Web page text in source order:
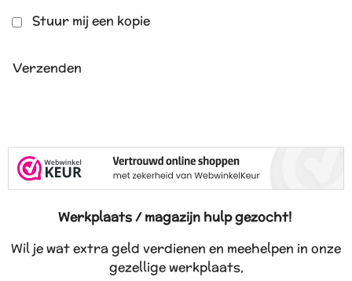
Stuur mij een kopie
Verzenden
Werkplaats / magazijn hulp gezocht!
Wil je wat extra geld verdienen en meehelpen in onze
gezellige werkplaats,